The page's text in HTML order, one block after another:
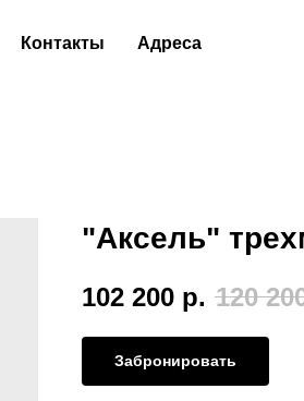
Контакты Адреса
"Аксель"
102 200 р. 120
Забронировать